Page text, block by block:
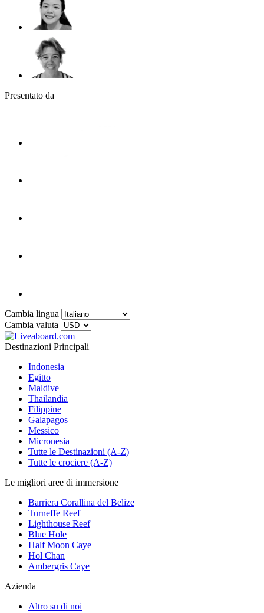
Presentato da
Cambia lingua
Cambia valuta
Destinazioni Principali
Indonesia
Egitto
Maldive
Thailandia
Filippine
Galapagos
Messico
Micronesia
Tutte le Destinazioni (A-Z)
Tutte le crociere (A-Z)
Le migliori aree di immersione
Barriera Corallina del Belize
Turneffe Reef
Lighthouse Reef
Blue Hole
Half Moon Caye
Hol Chan
Ambergris Caye
Azienda
Altro su di noi